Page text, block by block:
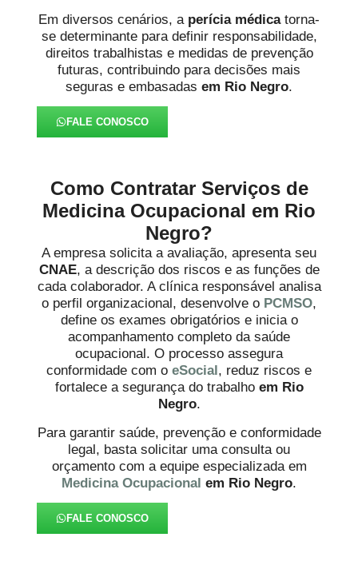
Em diversos cenários, a perícia médicatorna-
se determinante para definir responsabilidade,
direitos trabalhistas e medidas de prevenção
futuras, contribuindo para decisões mais
seguras e embasadas em Rio Negro.
FALE CONOSCO
Como Contratar Serviços de
Medicina Ocupacional em Rio
Negro?
A empresa solicita a avaliação, apresenta seu
CNAE, a descrição dos riscos e as funções de
cada colaborador. A clínica responsável analisa
o perfil organizacional, desenvolve o PCMSO,
define os exames obrigatórios e inicia o
acompanhamento completo da saúde
ocupacional. O processo assegura
conformidade com o eSocial , reduz riscos e
fortalece a segurança do trabalho em Rio
Negro.
Para garantir saúde, prevenção e conformidade
legal, basta solicitar uma consulta ou
orçamento com a equipe especializada em
Medicina Ocupacional em Rio Negro.
FALE CONOSCO